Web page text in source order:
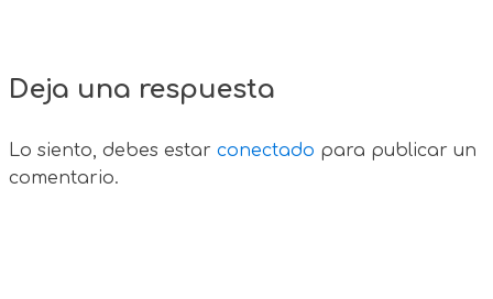
Deja una respuesta
Lo siento, debes estar conectado para publicar un
comentario.